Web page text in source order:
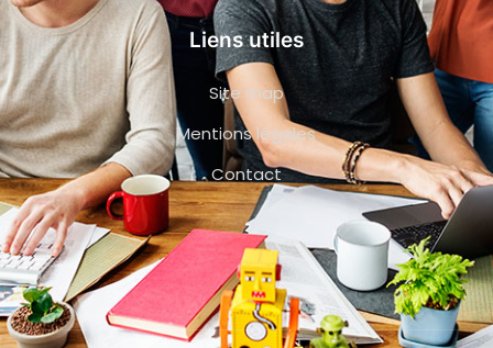
Liens utiles
Site map
Mentions légales
Contact